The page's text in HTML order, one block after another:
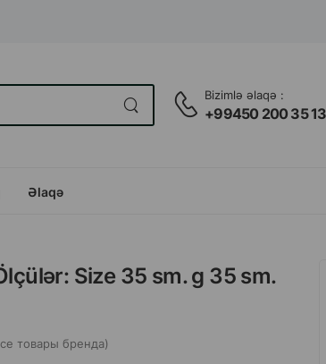
Bizimlə əlaqə :
+99450 200 35 13
Əlaqə
Size 35 sm. g 35 sm.
товары бренда)